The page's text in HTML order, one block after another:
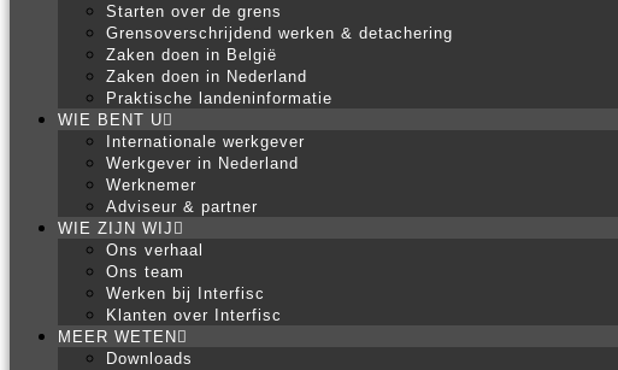
Starten over de grens
Grensoverschrijdend werken & detachering
Zaken doen in België
Zaken doen in Nederland
Praktische landeninformatie
WIE BENT U
Internationale werkgever
Werkgever in Nederland
Werknemer
Adviseur & partner
WIE ZIJN WIJ
Ons verhaal
Ons team
Werken bij Interfisc
Klanten over Interfisc
MEER WETEN
Downloads